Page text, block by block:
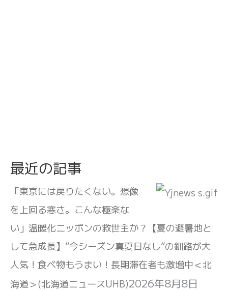
最近の記事
「東京には戻りたくない。想像
を上回る寒さ。こんな極楽な
い」温暖化ニッポンの救世主か？【夏の避暑地と
して急成長】”今シーズン真夏日なし”の釧路が大
人気！食べ物もうまい！長期滞在者も激増中＜北
海道＞(北海道ニュースUHB)2026年8月8日